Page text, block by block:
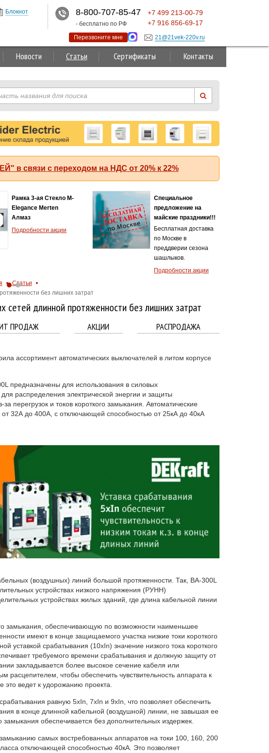
Новости Статьи Сертификаты Контакты
в связи с переходом на НДС от 20% к 22%
Рамка 3-ая Стекло M-
Elegance Merten
Алмаз
Подробности акции
Специальное
предложение на
майские праздники!!!
Бесплатная доставка
по Москве в
преддверии сезона
шашлыков.
Подробности акции
Статьи
без лишних затрат
длинной протяженности без лишних затрат
ПРОДАЖ АКЦИИ РАСПРОДАЖА
ассортимент автоматических выключателей в литом корпусе
предназначены для использования в силовых
распределения электрической энергии и защиты
перегрузок и токов короткого замыкания. Автоматические
32А до 400А, с отключающей способностью от 25кА до 40кА
(воздушных) линий большой протяженности. Так, ВА-300L
устройствах низкого напряжения (РУНН)
устройствах жилых зданий, где длина кабельной линии
замыкания, обеспечивающую по возможности наименьшее
имеют в конце защищаемого участка низкие токи короткого
уставкой срабатывания (10хIn) значение низкого тока короткого
требуемого времени срабатывания и должную защиту от
закладывается более высокое сечение кабеля или
расцепителем, чтобы обеспечить чувствительность аппарата к
это ведет к удорожанию проекта.
равную 5хIn, 7хIn и 9хIn, что позволяет обеспечить
в конце длинной кабельной (воздушной) линии, не завышая ее
обеспечивается без дополнительных издержек.
самых востребованных аппаратов на токи 100, 160, 200
отключающей способностью 40кА. Это позволяет
Блокнот 8-800-707-85-47
- бесплатно по РФ
+7 499 213-00-79
+7 916 856-69-17
Перезвоните мне 21@21vek-220v.ru